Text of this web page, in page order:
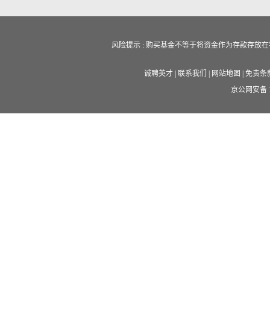
风险提示 : 购买基金不等于将资金作为存款存放
诚聘英才 联系我们 网站地图
免责条
京公网安备